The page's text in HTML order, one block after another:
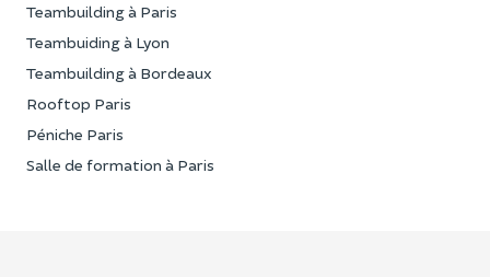
Teambuilding à Paris
Teambuiding à Lyon
Teambuilding à Bordeaux
Rooftop Paris
Péniche Paris
Salle de formation à Paris